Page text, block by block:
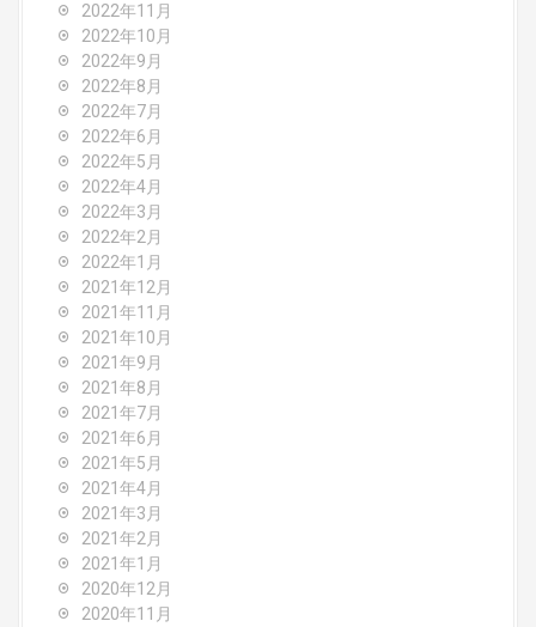
2022年11月
2022年10月
2022年9月
2022年8月
2022年7月
2022年6月
2022年5月
2022年4月
2022年3月
2022年2月
2022年1月
2021年12月
2021年11月
2021年10月
2021年9月
2021年8月
2021年7月
2021年6月
2021年5月
2021年4月
2021年3月
2021年2月
2021年1月
2020年12月
2020年11月